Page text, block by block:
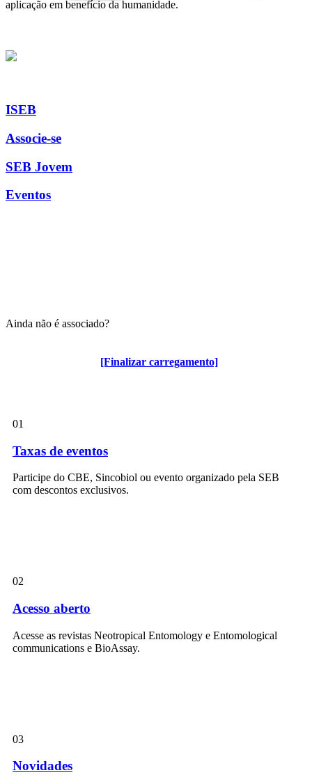
[Finalizar carregamento]
aplicação em benefício da humanidade.
ISEB
Associe-se
SEB Jovem
Eventos
Ainda não é associado?
Algumas vantagens para associados
01
Taxas de eventos
Participe do CBE, Sincobiol ou evento organizado pela SEB
com descontos exclusivos.
02
Acesso aberto
Acesse as revistas Neotropical Entomology e Entomological
communications e BioAssay.
03
Novidades